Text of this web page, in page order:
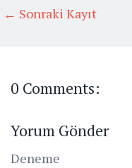
← Sonraki Kayıt
0 Comments:
Yorum Gönder
Deneme